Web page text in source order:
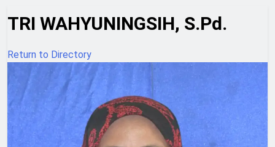
TRI WAHYUNINGSIH, S.Pd.
Return to Directory